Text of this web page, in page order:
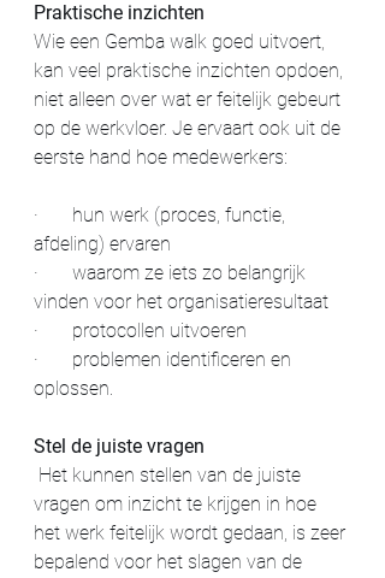
Praktische inzichten
Wie een Gemba walk goed uitvoert,
kan veel praktische inzichten opdoen,
niet alleen over wat er feitelijk gebeurt
op de werkvloer. Je ervaart ook uit de
eerste hand hoe medewerkers:
· hun werk (proces, functie,
afdeling) ervaren
· waarom ze iets zo belangrijk
vinden voor het organisatieresultaat
· protocollen uitvoeren
· problemen identificeren en
oplossen.
Stel de juiste vragen
vragen om inzicht te krijgen in hoe
het werk feitelijk wordt gedaan, is zeer
bepalend voor het slagen van de